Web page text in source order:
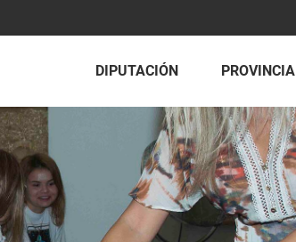
DIPUTACIÓN PROVINCIA